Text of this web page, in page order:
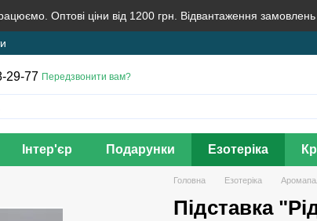
Оптові ціни від 1200 грн. Відвантаження
29-77 Передзвонити вам?
Інтер'єр Подарунки Езотеріка
Головна Езотеріка
Підставка